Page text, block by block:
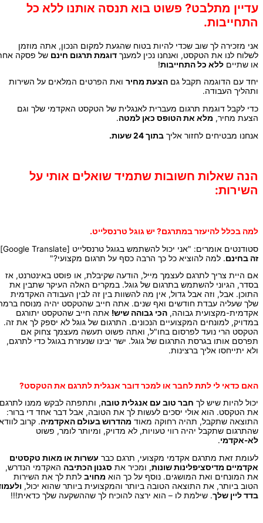
עדיין מתלבט? פשוט בוא תנסה אותנו ללא כל
התחייבות.
אני מזכירה לך שוב שכדי להיות בטוח שהגעת למקום הנכון, אתה מוזמן
לשלוח לנו את הטקסט, ואנחנו נכין למענךדוגמת תרגום חינםשל פסקה אחת
או שתייםללא כל התחייבות!
יחד עם הדוגמה תקבל גםהצעת מחירואת הפרטים המלאים על השירות
ותהליך העבודה.
כדי לקבל דוגמת תרגום מעברית לאנגלית של הטקסט האקדמי שלך וגם
הצעת מחיר,מלא את הטופס כאן למטה.
אנחנו מבטיחים לחזור אליךבתוך 24 שעות.
הנה שאלות חשובות שתמיד שואלים אותי על
השירות:
למה בכלל להיעזר במתרגם? יש גוגל טרנסלייט.
סטודנטים אומרים: "אני יכול להשתמש בגוגל טרנסלייט [Google Translate].
זה בחינם. למה להוציא כל כך הרבה כסף על תרגום מקצועי?"
אם היית צריך לתרגם לעצמך מייל, הודעה שקיבלת, או פוסט באינטרנט, אז
בסדר, הגיוני להשתמש בתרגום של גוגל. במקרים האלה העיקר שתבין את
התוכן. אבל, וזה אבל גדול, אין מה להשוות בין זה לבין העבודה האקדמית
שלך שעליה עבדת חודשים ואף שנים. אתה חייב שהטקסט יהיה מנוסח ברמה
אקדמית-מקצועית גבוהה,הכי גבוהה שיש!אתה חייב שהטקסט יתורגם
במדויק, למונחים המקצועיים הנכונים. התרגום של גוגל לא יספק לך את זה.
הטקסט הרי נועד לפרסום בחו"ל, ואתה פשוט תעשה מעצמך צחוק אם
תפרסם אותו בגרסת התרגום של גוגל. ישר יבינו שנעזרת בגוגל כדי לתרגם,
ולא יתייחסו אליך ברצינות.
האם כדאי לי לתת לחבר או למכר דובר אנגלית לתרגם את הטקסט?
יכול להיות שיש לךחבר טוב עם אנגלית טובה, ותתפתה לבקש ממנו לתרגם
את הטקסט. הוא אולי יסכים לעשות לך את הטובה, אבל דבר אחד די ברור:
התוצאה שתקבל, תהיה רחוקה מאודמהדרוש בעולם האקדמיה. קרוב לוודאי
שהתרגום שתקבל יהיה רווי טעויות, לא מדויק, ומיותר לומר, פשוט
לא-אקדמי.
לעומת זאת מתרגם אקדמי מקצועי, תרגם כברעשרות או מאות טקסטים
אקדמיים מדיסציפלינות שונות, ומכיר אתסגנון הכתיבההאקדמי הנדרש,
את המונחים ואת המושגים. נוסף על כך הואמחויבלתת לך את השירות
הטוב ביותר, את התוצאה הטובה ביותר והמקצועית ביותר שהוא יכול,ולעמוד
בדד ליין שלך. שילמת לו – הוא ירצה להוכיח לך שההשקעה שלך כדאית!!!